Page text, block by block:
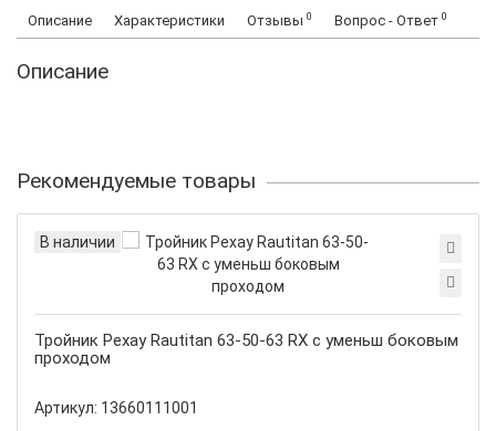
Описание Характеристики Отзывы 0 Вопрос - Ответ 0
Описание
Рекомендуемые товары
В наличии
Тройник Рехау Rautitan 63-50-63 RX с уменьш боковым
проходом
Артикул: 13660111001